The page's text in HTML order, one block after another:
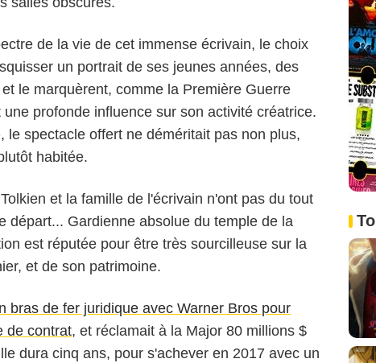
de la vie de cet immense écrivain, le choix
un portrait de ses jeunes années, des
le marquèrent, comme la Première Guerre
profonde influence sur son activité créatrice.
le spectacle offert ne déméritait pas non plus,
habitée.
et la famille de l'écrivain n'ont pas du tout
départ... Gardienne absolue du temple de la
est réputée pour être très sourcilleuse sur la
et de son patrimoine.
bras de fer juridique avec Warner Bros pour
de contrat, et réclamait à la Major 80 millions $
dura cinq ans, pour s'achever en 2017 avec un
Twentieth Century Fox